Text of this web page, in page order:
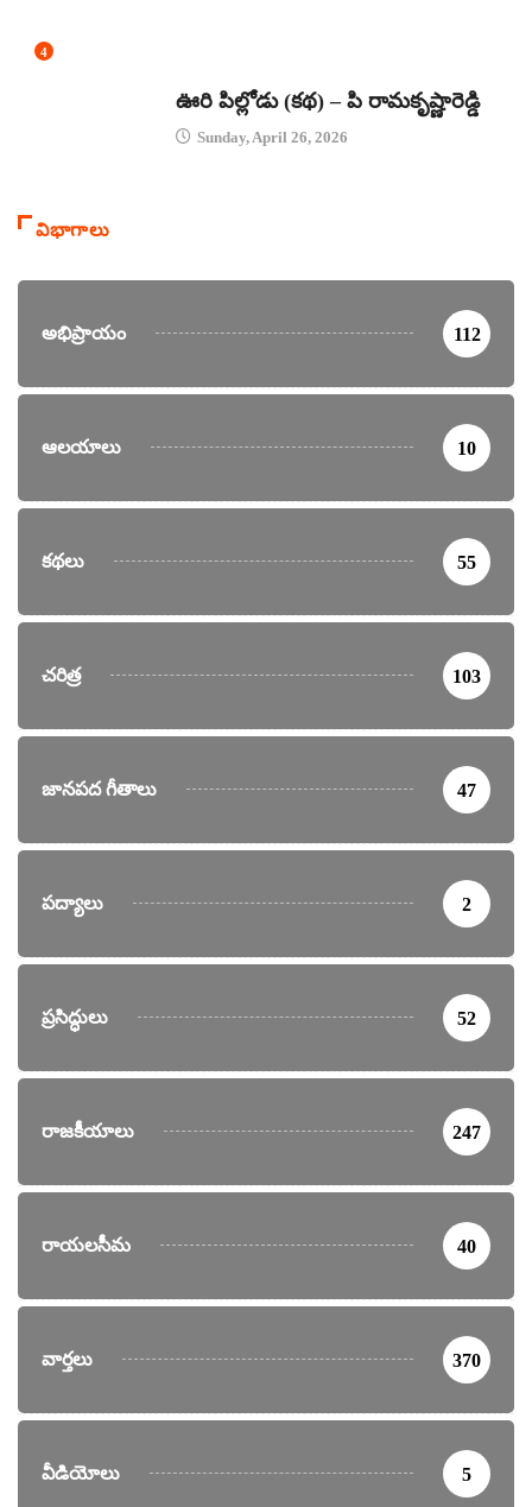
4
ఊరి పిల్లోడు (కథ) – పి రామకృష్ణారెడ్డి
Sunday, April 26, 2026
విభాగాలు
అభిప్రాయం 112
ఆలయాలు 10
కథలు 55
చరిత్ర 103
జానపద గీతాలు 47
పద్యాలు 2
ప్రసిద్ధులు 52
రాజకీయాలు 247
రాయలసీమ 40
వార్తలు 370
వీడియోలు 5